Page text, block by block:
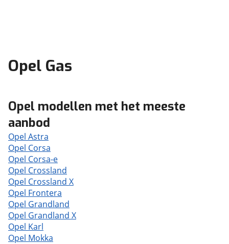
Opel Gas
Opel modellen met het meeste
aanbod
Opel Astra
Opel Corsa
Opel Corsa-e
Opel Crossland
Opel Crossland X
Opel Frontera
Opel Grandland
Opel Grandland X
Opel Karl
Opel Mokka